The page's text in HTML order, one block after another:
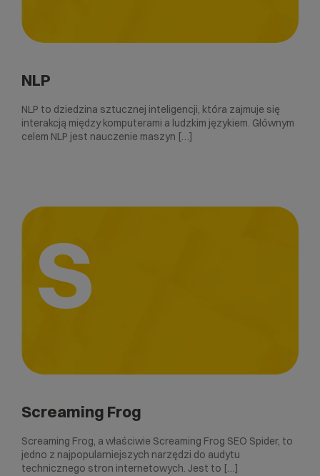
NLP
NLP to dziedzina sztucznej inteligencji, która zajmuje się
interakcją między komputerami a ludzkim językiem. Głównym
celem NLP jest nauczenie maszyn […]
S
Screaming Frog
Screaming Frog, a właściwie Screaming Frog SEO Spider, to
jedno z najpopularniejszych narzędzi do audytu
technicznego stron internetowych. Jest to […]